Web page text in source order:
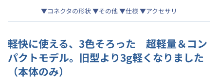
コネクタの形状 その他 仕様 アクセサリ
軽快に使える、3色そろった 超軽量＆コン
パクトモデル。旧型より3g軽くなりました
（本体のみ）